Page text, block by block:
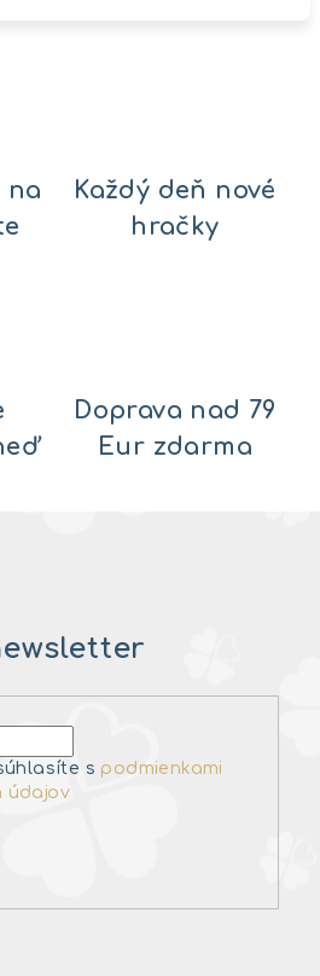
na
Každý deň nové
hračky
Doprava nad 79
Eur zdarma
s podmienkami
údajov